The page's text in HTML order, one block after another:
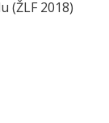
(ŽLF 2018)